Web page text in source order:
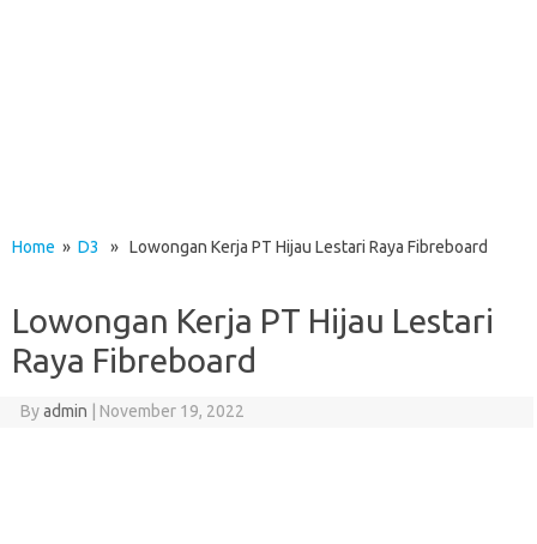
Home » D3 » Lowongan Kerja PT Hijau Lestari Raya Fibreboard
Lowongan Kerja PT Hijau Lestari
Raya Fibreboard
Byadmin November 19, 2022